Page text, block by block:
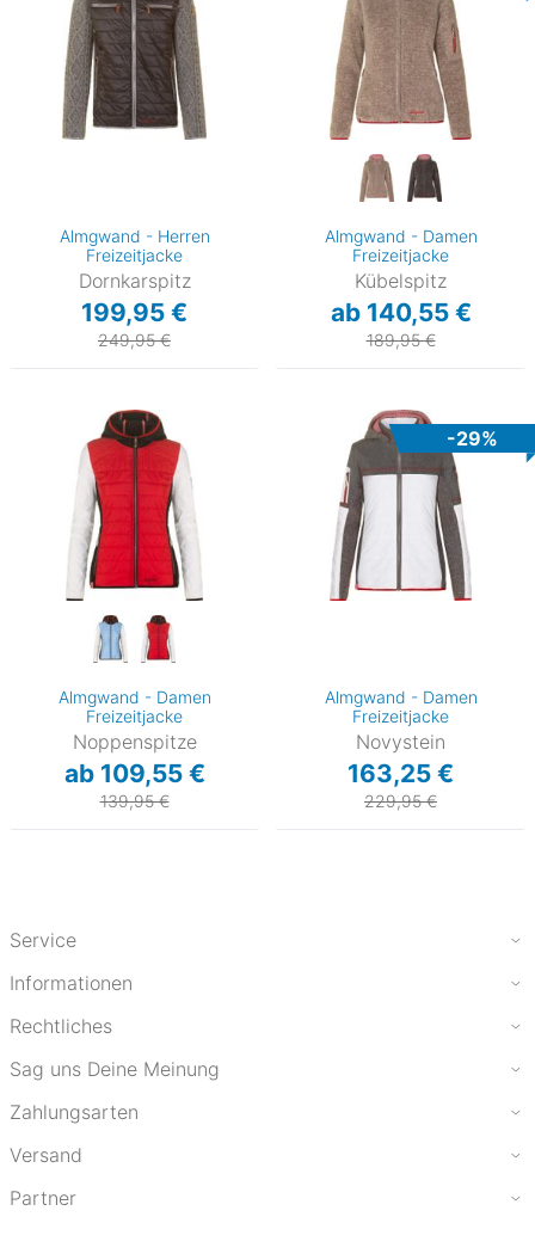
Almgwand - Herren
Freizeitjacke
Dornkarspitz
199,95 €
249,95 €
Almgwand - Damen
Freizeitjacke
Kübelspitz
ab 140,55 €
189,95 €
Almgwand - Damen
Freizeitjacke
Noppenspitze
ab 109,55 €
139,95 €
-29%
Almgwand - Damen
Freizeitjacke
Novystein
163,25 €
229,95 €
Service
Informationen
Rechtliches
Sag uns Deine Meinung
Zahlungsarten
Versand
Partner